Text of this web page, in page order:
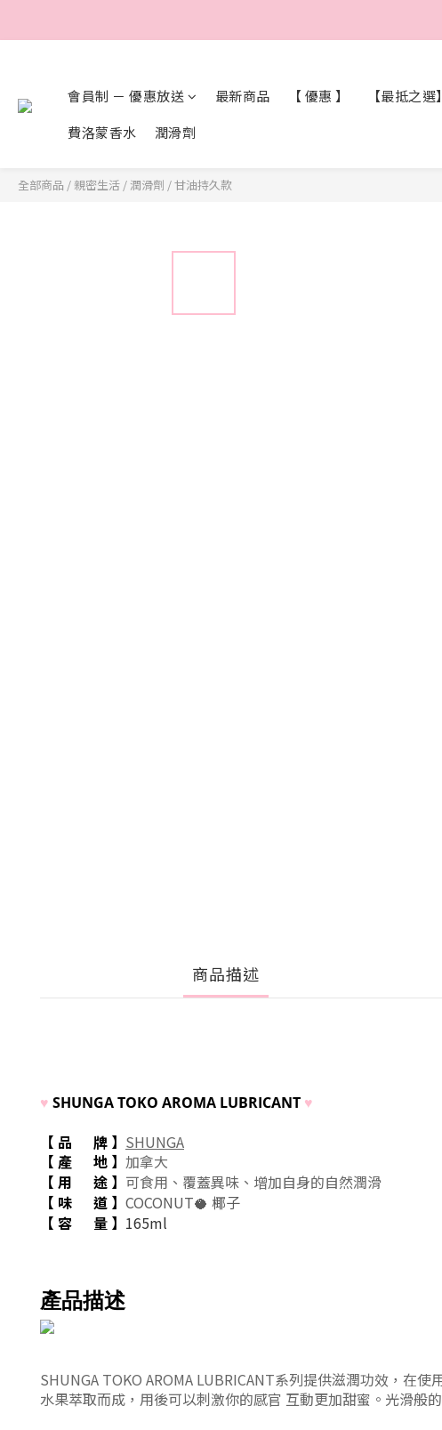
會員制 － 優惠放送 最新商品 【 優惠 】 【最抵之
費洛蒙香水
潤滑劑
全部商品 / 親密生活 / 潤滑劑 /甘油持久款
商品描述
♥ SHUNGA TOKO AROMA LUBRICANT ♥
【 品 牌 】 SHUNGA
【 產 地 】 加拿大
【 用 途 】 可食用、 覆蓋異味、 增加自身的自然潤滑
【 味 道 】 COCONUT🥥 椰子
【 容 量 】 165ml
產品描述
SHUNGA TOKO AROMA LUBRICANT系列提供滋潤功效，在
水果萃取而成，用後可以刺激你的感官 互動更加甜蜜。光滑般